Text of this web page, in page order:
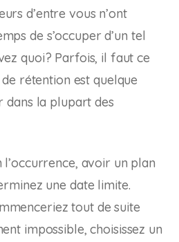
d’entre vous n’ont
de s’occuper d’un tel
quoi? Parfois, il faut ce
rétention est quelque
dans la plupart des
avoir un plan
une date limite.
tout de suite
impossible, choisissez un